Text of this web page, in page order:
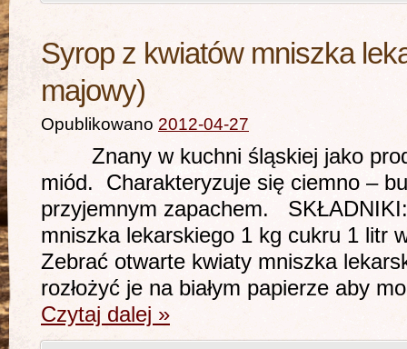
Syrop z kwiatów mniszka
majowy)
Opublikowano 2012-04-27
Znany w kuchni śląskiej jako
miód. Charakteryzuje się ciemno –
przyjemnym zapachem.
mniszka lekarskiego 1 kg cukru 1
Zebrać otwarte kwiaty mniszka
rozłożyć je na białym papierze aby
Czytaj dalej »